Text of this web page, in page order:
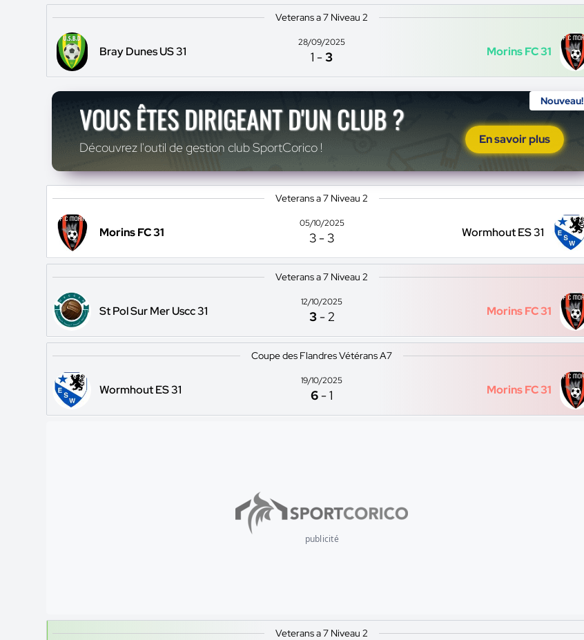
Veterans a 7 Niveau 2
Bray Dunes US 31
28/09/2025
1 -3 Morins FC 31
Nouveau!
VOUS ÊTES DIRIGEANT D'UN CLUB ?
Découvrez l'outil de gestion club SportCorico !
En savoir plus
Veterans a 7 Niveau 2
Morins FC 31
05/10/2025
3 - 3 Wormhout ES 31
Veterans a 7 Niveau 2
St Pol Sur Mer Uscc 31
12/10/2025
3 -2 Morins FC 31
Coupe des Flandres Vétérans A7
Wormhout ES 31
19/10/2025
6 -1 Morins FC 31
publicité
Veterans a 7 Niveau 2